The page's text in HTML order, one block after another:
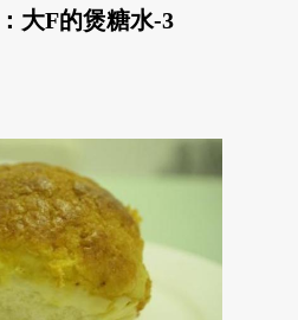
大F的煲糖水-3